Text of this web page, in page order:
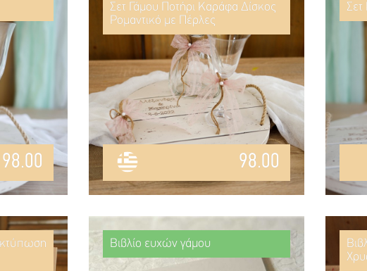
98.00
Σετ Γάμου Ποτήρι Καράφα Δίσκος
Ρομαντικό με Πέρλες
98.00
Βιβλίο ευχών γάμου